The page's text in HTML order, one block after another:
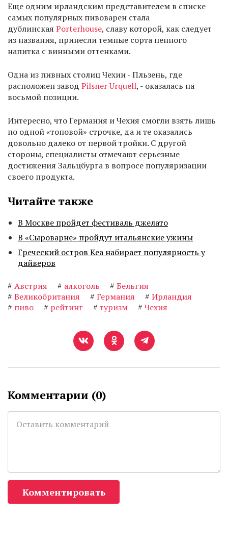
Еще одним ирландским представителем в списке
самых популярных пивоварен стала
дублинская Porterhouse, славу которой, как следует
из названия, принесли темные сорта пенного
напитка с винными оттенками.
Одна из пивных столиц Чехии - Пльзень, где
расположен завод Pilsner Urquell, - оказалась на
восьмой позиции.
Интересно, что Германия и Чехия смогли взять лишь
по одной «топовой» строчке, да и те оказались
довольно далеко от первой тройки. С другой
стороны, специалисты отмечают серьезные
достижения Зальцбурга в вопросе популяризации
своего продукта.
Читайте также
В Москве пройдет фестиваль джелато
В «Сыроварне» пройдут итальянские ужины
Греческий остров Кеа набирает популярность у
дайверов
# Австрия # алкоголь # Бельгия
# Великобритания # Германия # Ирландия
# пиво # рейтинг # туризм # Чехия
Комментарии (0)
Комментировать